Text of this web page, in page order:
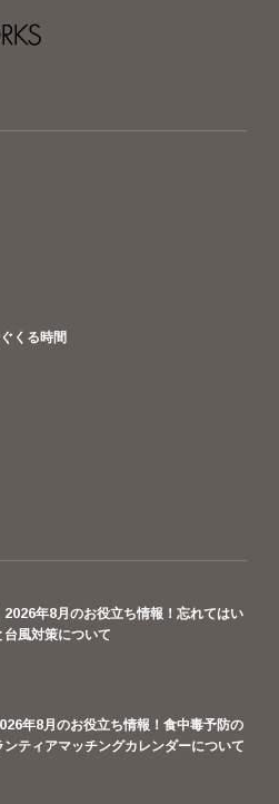
くる時間
2026年8月のお役立ち情報！忘れてはい
台風対策について
年8月のお役立ち情報！食中毒予防の
ンティアマッチングカレンダーについて